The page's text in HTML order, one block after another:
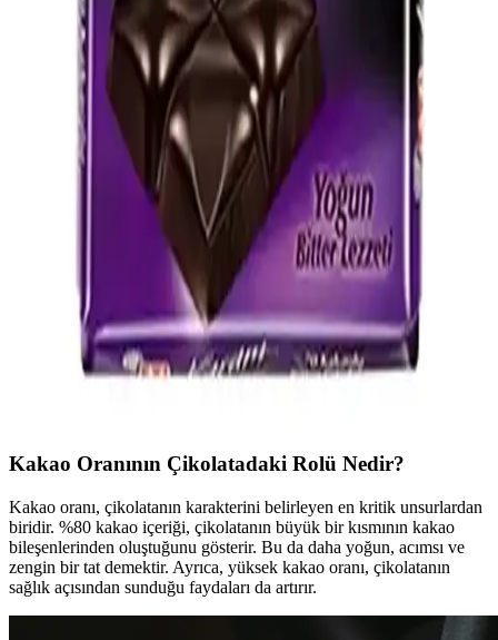
%60 Kakao Oranlı Bitter Çikolata: Lezzet ve Sağlık
Dengesi Sağlayan Seçenek
%60 kakao oranına sahip bitter çikolatalar, dengeli tat ve sağlık
avantajlarıyla öne çıkar. Yoğun kakao tadı ve kremsi dokusu ile tatlı
severler ve sağlıklı yaşam arayanlar için ideal bir tercih.
Nestlé Çikolata Çeşitleri ve Tüketim Alışkanlıkları
Nestlé'nin çeşitli çikolata ürünleri, tüketim alışkanlıkları ve kullanım
alanları hakkında detaylı bilgi içerir.
70 Gram Bitter Çikolatanın Kalori ve Besin
Değerleri Üzerine Detaylı Analiz
70 gram bitter çikolatanın kalori değeri 350-420 arasında değişirken,
kakao oranı arttıkça kalori 550-600 aralığına çıkabiliyor. Eti Karam
Kakao Oranının Çikolatadaki Rolü Nedir?
Kakao oranı, çikolatanın karakterini belirleyen en kritik unsurlardan
biridir. %80 kakao içeriği, çikolatanın büyük bir kısmının kakao
bileşenlerinden oluştuğunu gösterir. Bu da daha yoğun, acımsı ve
zengin bir tat demektir. Ayrıca, yüksek kakao oranı, çikolatanın
sağlık açısından sunduğu faydaları da artırır.